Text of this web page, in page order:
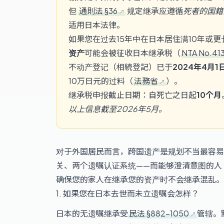
但 通則法 §36 规定继承应遵循死者的国
适用日本法律。
如果您在过去15年中在日本居住满10年或
资产可能会被征收日本继承税（NTA
不动产登记（相続登記）已于2024年4月1
10万日元的过料（法務省
）。
继承税申报截止日期：自死亡之日起10个月
以上信息截至2026年5月。
对于外国居民而言，跨国遗产是规划不当最容
关、两个遗嘱认证系统——而能够澄清意图的
确保您的家人在继承您的资产时不会继承混乱。
1. 如果您在日本去世而未立遗嘱会怎样？
日本的无遗嘱继承受民法 §882–1050
管辖。